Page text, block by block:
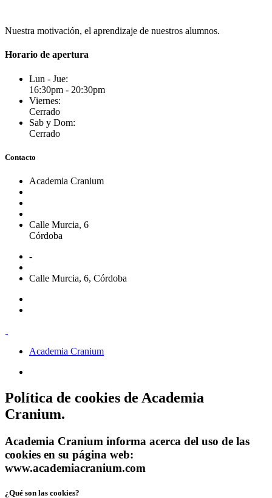
Nuestra motivación, el aprendizaje de nuestros alumnos.
Horario de apertura
Lun - Jue:
16:30pm - 20:30pm
Viernes:
Cerrado
Sab y Dom:
Cerrado
Contacto
Academia Cranium
Calle Murcia, 6
Córdoba
-
Calle Murcia, 6, Córdoba
Academia Cranium
Política de cookies de Academia
Cranium.
Academia Cranium informa acerca del uso de las
cookies en su página web:
www.academiacranium.com
¿Qué son las cookies?